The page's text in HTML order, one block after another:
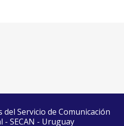
Servicio de Comunicación
- SECAN - Uruguay